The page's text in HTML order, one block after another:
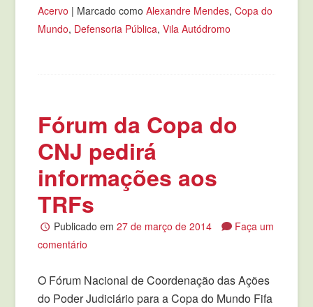
Acervo | Marcado comoAlexandre Mendes,Copa do
Mundo, Defensoria Pública,Vila Autódromo
Fórum da Copa do
CNJ pedirá
informações aos
TRFs
Publicado em 27 de março de 2014
Faça um
comentário
O Fórum Nacional de Coordenação das Ações
do Poder Judiciário para a Copa do Mundo Fifa